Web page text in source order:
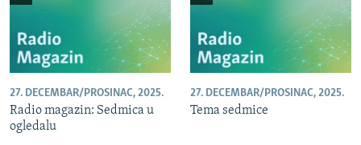
27. DECEMBAR/PROSINAC, 2025.
Radio magazin: Sedmica u
ogledalu
27. DECEMBAR/PROSINAC, 2025.
Tema sedmice